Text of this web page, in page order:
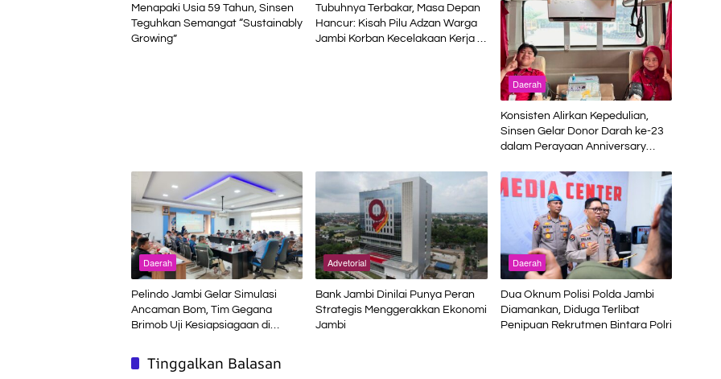
Menapaki Usia 59 Tahun, Sinsen
Teguhkan Semangat “Sustainably
Growing”
Tubuhnya Terbakar, Masa Depan
Hancur: Kisah Pilu Adzan Warga
Jambi Korban Kecelakaan Kerja di
Daerah
Konsisten Alirkan Kepedulian,
Sinsen Gelar Donor Darah ke-23
dalam Perayaan Anniversary
Daerah
Pelindo Jambi Gelar Simulasi
Ancaman Bom, Tim Gegana
Brimob Uji Kesiapsiagaan di
Advetorial
Bank Jambi Dinilai Punya Peran
Strategis Menggerakkan Ekonomi
Jambi
Daerah
Dua Oknum Polisi Polda Jambi
Diamankan, Diduga Terlibat
Penipuan Rekrutmen Bintara Polri
Tinggalkan Balasan